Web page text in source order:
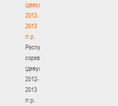
(девушки)
2012-
2013
гг.р.
Республиканские
соревнования
(девушки)
2012-
2013
гг.р.